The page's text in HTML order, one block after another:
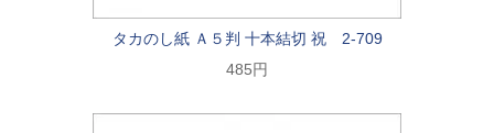
タカのし紙 Ａ５判 十本結切 祝 2-709
485円